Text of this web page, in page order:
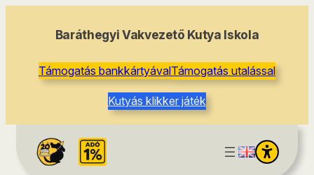
Baráthegyi Vakvezető Kutya Iskola
Támogatás bankkártyávalTámogatás utalással
Kutyás klikker játék